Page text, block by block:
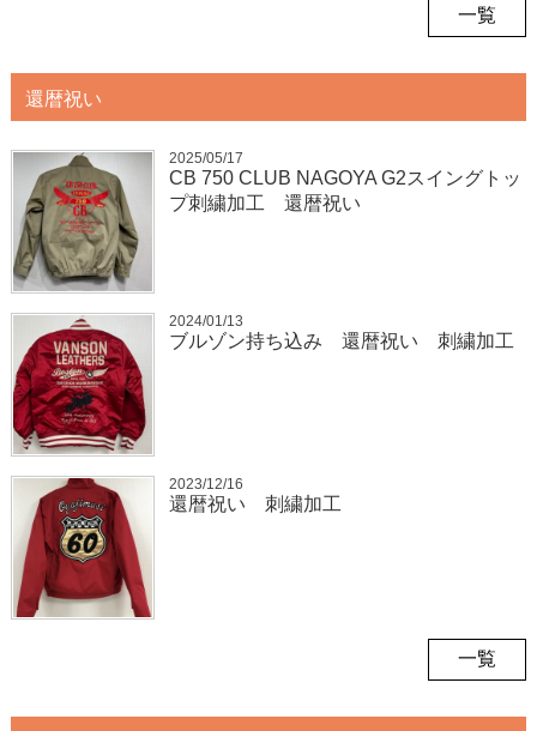
一覧
還暦祝い
2025/05/17
CB 750 CLUB NAGOYA G2スイングトッ
プ刺繍加工 還暦祝い
2024/01/13
ブルゾン持ち込み 還暦祝い 刺繍加工
2023/12/16
還暦祝い 刺繍加工
一覧